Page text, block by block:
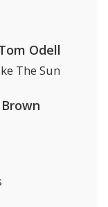
Odell
The Sun